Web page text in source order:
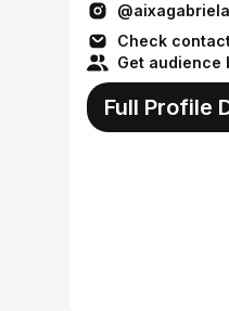
@aixagabriela_
Check
Get audience
Full Profile